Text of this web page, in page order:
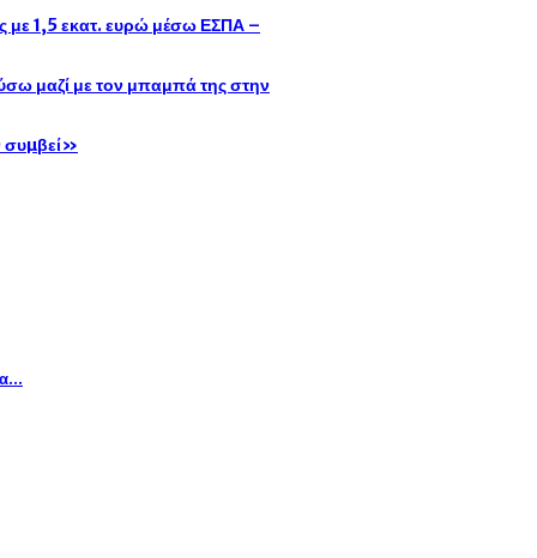
1,5 εκατ. ευρώ μέσω ΕΣΠΑ –
μαζί με τον μπαμπά της στην
συµβεί»